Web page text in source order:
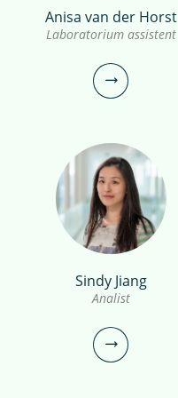
bekijk
dr. Hilmer Bosch
Onderzoeker
030-6069552
hilmer.bosch@kwrwater.nl
bekijk profiel
Anisa van der Horst
Laboratorium assistent
Anisa van der Horst
Laboratorium assistent
Sindy Jiang
Analist